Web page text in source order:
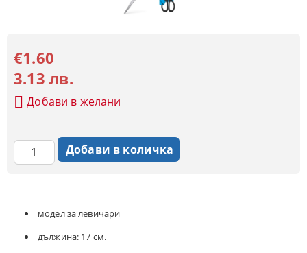
модел за левичари
дължина: 17 см.
€1.60
3.13 лв.
Добави в желани